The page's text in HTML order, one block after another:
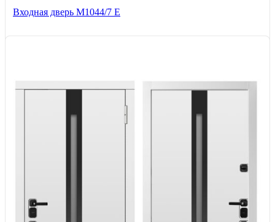
Входная дверь М1044/7 Е